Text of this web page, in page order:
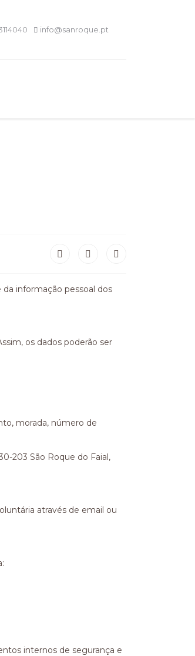
info@sanroque.pt
informação pessoal dos
os dados poderão ser
morada, número de
203 São Roque do Faial,
através de email ou
internos de segurança e